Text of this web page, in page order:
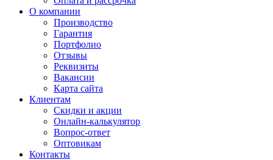
О компании
Производство
Гарантия
Портфолио
Отзывы
Реквизиты
Вакансии
Карта сайта
Клиентам
Скидки и акции
Онлайн-калькулятор
Вопрос-ответ
Оптовикам
Контакты